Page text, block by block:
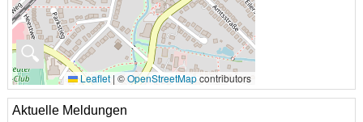
🔍
Leaflet | ©OpenStreetMapcontributors
Aktuelle Meldungen